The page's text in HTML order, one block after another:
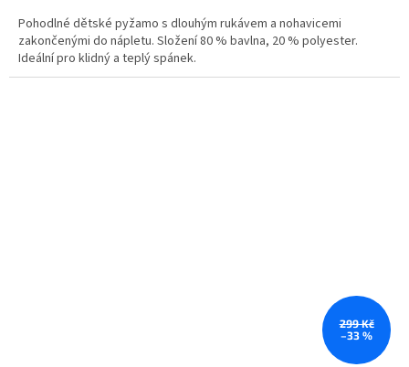
Pohodlné dětské pyžamo s dlouhým rukávem a nohavicemi
zakončenými do nápletu. Složení 80 % bavlna, 20 % polyester.
Ideální pro klidný a teplý spánek.
299 Kč
–33 %